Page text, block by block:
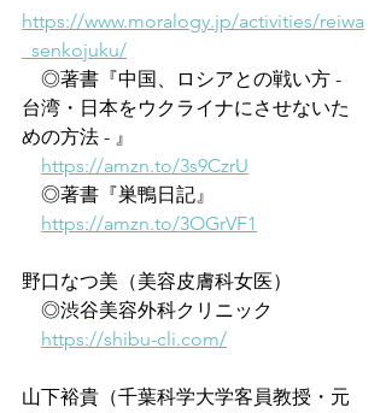
https://www.moralogy.jp/activities/reiwa
_senkojuku/
◎著書『中国、ロシアとの戦い方 -
台湾・日本をウクライナにさせないた
めの方法 - 』
https://amzn.to/3s9CzrU
◎著書『巣鴨日記』
https://amzn.to/3OGrVF1
野口なつ美（美容皮膚科女医）
◎渋谷美容外科クリニック
https://shibu-cli.com/
山下裕貴（千葉科学大学客員教授・元